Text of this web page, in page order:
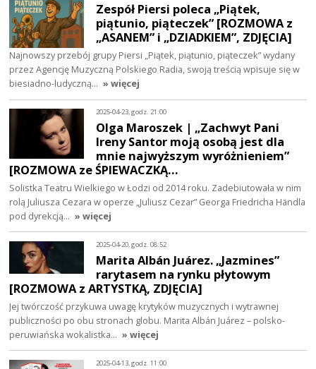
Zespół Piersi poleca „Piątek,
piątunio, piąteczek” [ROZMOWA z
„ASANEM” i „DZIADKIEM”, ZDJĘCIA]
Najnowszy przebój grupy Piersi „Piątek, piątunio, piąteczek” wydany
przez Agencję Muzyczną Polskiego Radia, swoją treścią wpisuje się w
biesiadno-ludyczną… » więcej
2025-04-23, godz. 21:00
Olga Maroszek | „Zachwyt Pani
Ireny Santor moją osobą jest dla
mnie najwyższym wyróżnieniem”
[ROZMOWA ze ŚPIEWACZKĄ…
Solistka Teatru Wielkiego w Łodzi od 2014 roku. Zadebiutowała w nim
rolą Juliusza Cezara w operze „Juliusz Cezar” Georga Friedricha Händla
pod dyrekcją… » więcej
2025-04-20, godz. 08:52
Marita Albán Juárez. „Jazmines”
rarytasem na rynku płytowym
[ROZMOWA z ARTYSTKĄ, ZDJĘCIA]
Jej twórczość przykuwa uwagę krytyków muzycznych i wytrawnej
publiczności po obu stronach globu. Marita Albán Juárez – polsko-
peruwiańska wokalistka… » więcej
2025-04-13, godz. 11:00